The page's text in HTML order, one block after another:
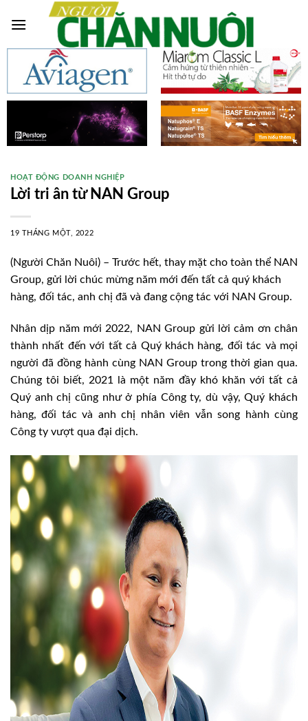
HOẠT ĐỘNG DOANH NGHIỆP
Lời tri ân từ NAN Group
19 THÁNG MỘT, 2022
(Người Chăn Nuôi) – Trước hết, thay mặt cho toàn thể NAN
Group, gửi lời chúc mừng năm mới đến tất cả quý khách
hàng, đối tác, anh chị đã và đang cộng tác với NAN Group.
Nhân dịp năm mới 2022, NAN Group gửi lời cảm ơn chân
thành nhất đến với tất cả Quý khách hàng, đối tác và mọi
người đã đồng hành cùng NAN Group trong thời gian qua.
Chúng tôi biết, 2021 là một năm đầy khó khăn với tất cả
Quý anh chị cũng như ở phía Công ty, dù vậy, Quý khách
hàng, đối tác và anh chị nhân viên vẫn song hành cùng
Công ty vượt qua đại dịch.